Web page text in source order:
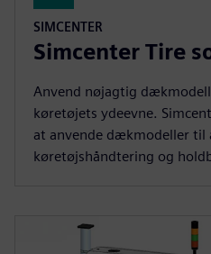
SIMCENTER
Simcenter Tire
Anvend nøjagtig
køretøjets ydeevne.
at anvende dækmodeller til
køretøjshåndtering og